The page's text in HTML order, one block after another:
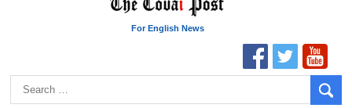
For English News